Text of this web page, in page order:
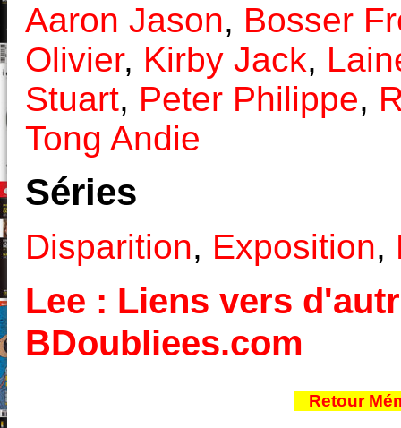
Aaron Jason, Bosser
Olivier, Kirby Jack,
Stuart, Peter Philippe,
Tong Andie
Séries
Disparition, Exposition,
Lee : Liens vers
BDoubliees.com
Retour